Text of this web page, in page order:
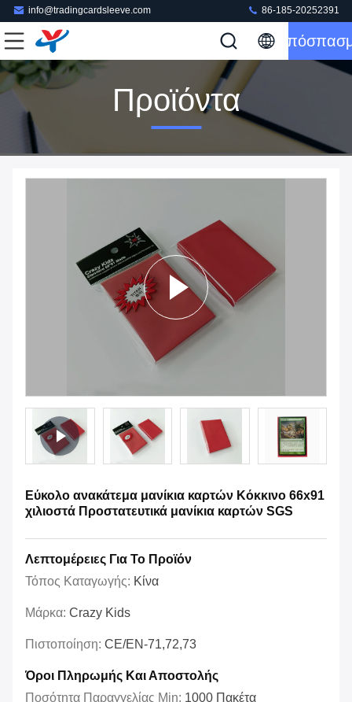
info@tradingcardsleeve.com 86-185-20252391
Προϊόντα
Εύκολο ανακάτεμα μανίκια καρτών Κόκκινο 66x91
χιλιοστά Προστατευτικά μανίκια καρτών SGS
Λεπτομέρειες Για Το Προϊόν
Τόπος Καταγωγής: Κίνα
Μάρκα: Crazy Kids
Πιστοποίηση: CE/EN-71,72,73
Όροι Πληρωμής Και Αποστολής
Ποσότητα Παραγγελίας Min: 1000 Πακέτα